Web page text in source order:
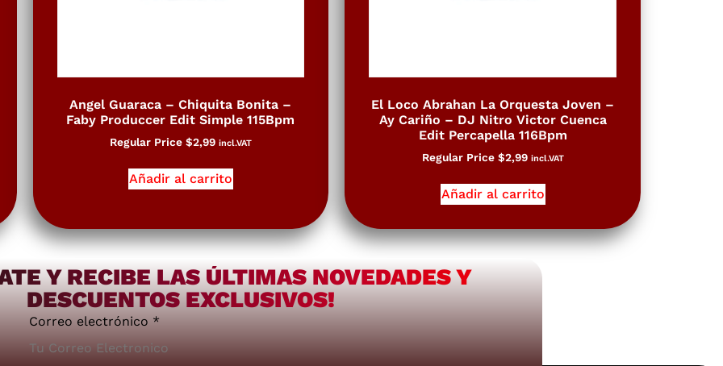
Angel Guaraca – Chiquita Bonita –
Faby Produccer Edit Simple 115Bpm
Regular Price $2,99 incl.VAT
Añadir al carrito
El Loco Abrahan La Orquesta Joven –
Ay Cariño – DJ Nitro Victor Cuenca
Edit Percapella 116Bpm
Regular Price $2,99 incl.VAT
Añadir al carrito
Y RECIBE LAS ÚLTIMAS NOVEDADES Y
DESCUENTOS EXCLUSIVOS!
Correo electrónico *